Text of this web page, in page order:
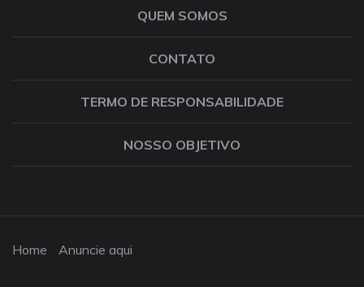
QUEM SOMOS
CONTATO
TERMO DE RESPONSABILIDADE
NOSSO OBJETIVO
Home Anuncie aqui